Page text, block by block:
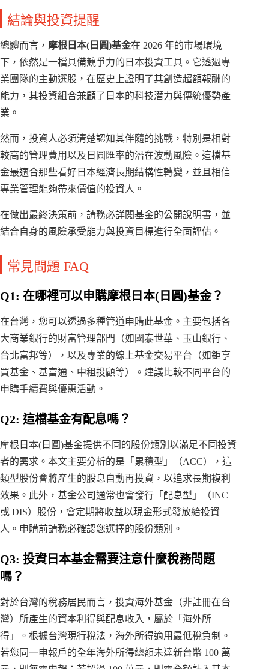
結論與投資提醒
總體而言， 摩根日本(日圓)基金在 2026 年的市場環境
下，依然是一檔具備競爭力的日本投資工具。它透過專
業團隊的主動選股，在歷史上證明了其創造超額報酬的
能力，其投資組合兼顧了日本的科技潛力與傳統優勢產
業。
然而，投資人必須清楚認知其伴隨的挑戰，特別是相對
較高的管理費用以及日圓匯率的潛在波動風險。這檔基
金最適合那些看好日本經濟長期結構性轉變，並且相信
專業管理能夠帶來價值的投資人。
在做出最終決策前，請務必詳閱基金的公開說明書，並
結合自身的風險承受能力與投資目標進行全面評估。
常見問題 FAQ
Q1: 在哪裡可以申購摩根日本(日圓)基金？
在台灣，您可以透過多種管道申購此基金。主要包括各
大商業銀行的財富管理部門（如國泰世華、玉山銀行、
台北富邦等），以及專業的線上基金交易平台（如鉅亨
買基金、基富通、中租投顧等）。建議比較不同平台的
申購手續費與優惠活動。
Q2: 這檔基金有配息嗎？
摩根日本(日圓)基金提供不同的股份類別以滿足不同投資
者的需求。本文主要分析的是「累積型」（ACC），這
類型股份會將產生的股息自動再投資，以追求長期複利
效果。此外，基金公司通常也會發行「配息型」（INC
或 DIS）股份，會定期將收益以現金形式發放給投資
人。申購前請務必確認您選擇的股份類別。
Q3: 投資日本基金需要注意什麼稅務問題
嗎？
對於台灣的稅務居民而言，投資海外基金（非註冊在台
灣）所產生的資本利得與配息收入，屬於「海外所
得」。根據台灣現行稅法，海外所得適用最低稅負制。
若您同一申報戶的全年海外所得總額未達新台幣 100 萬